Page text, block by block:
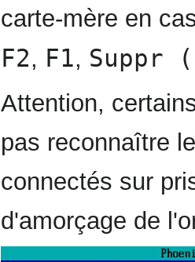
carte-mère en
F2, F1, Suppr
Attention,
pas reconnaître
connectés sur
d'amorçage de